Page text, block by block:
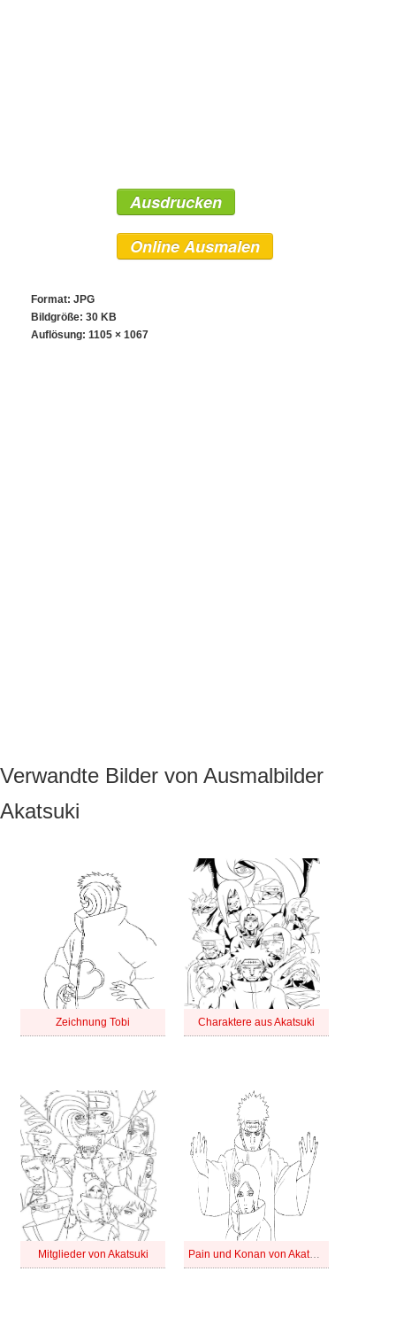
Ausdrucken
Online Ausmalen
Format: JPG
Bildgröße: 30 KB
Auflösung: 1105 × 1067
Verwandte Bilder von Ausmalbilder
Akatsuki
Zeichnung Tobi Charaktere aus Akatsuki
Mitglieder von Akatsuki Pain und Konan von Akatsuki